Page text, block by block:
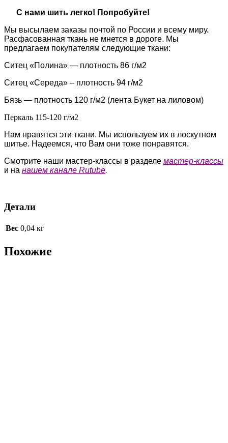
С нами шить легко! Попробуйте!
Мы высылаем заказы почтой по России и всему миру.
Расфасованная ткань не мнется в дороге. Мы
предлагаем покупателям следующие ткани:
Ситец «Полина» — плотность 86 г/м2
Ситец «Середа» – плотность 94 г/м2
Бязь — плотность 120 г/м2 (лента Букет на лиловом)
Перкаль 115-120 г/м2
Нам нравятся эти ткани. Мы используем их в лоскутном
шитье. Надеемся, что Вам они тоже понравятся.
Смотрите наши мастер-классы в разделе мастер-классы
и на нашем канале Rutube.
Детали
Вес 0,04 кг
Похожие